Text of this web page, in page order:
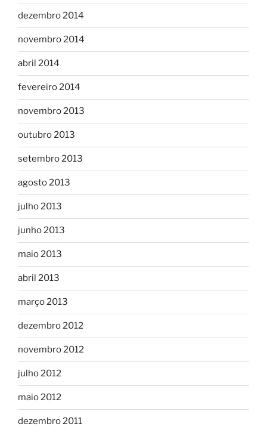
dezembro 2014
novembro 2014
abril 2014
fevereiro 2014
novembro 2013
outubro 2013
setembro 2013
agosto 2013
julho 2013
junho 2013
maio 2013
abril 2013
março 2013
dezembro 2012
novembro 2012
julho 2012
maio 2012
dezembro 2011